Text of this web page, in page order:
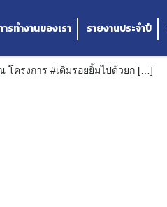
ารทำงานของเรา รายงานประจำปี
ครงการ #เติมรอยยิ้มไปด้วยก […]